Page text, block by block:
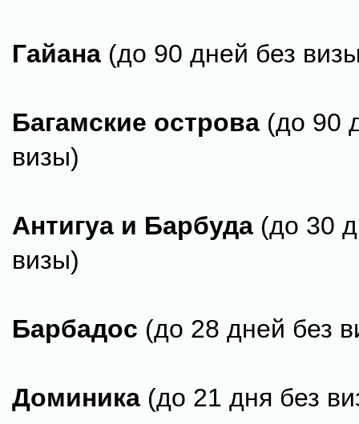
Гайана (до 90 дней без
Багамские острова (до 90
визы)
Антигуа и Барбуда (до 30
визы)
Барбадос (до 28 дней без
Доминика (до 21 дня без